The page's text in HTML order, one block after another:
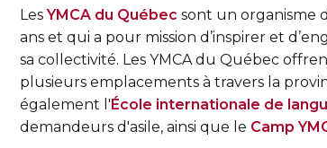
LesYMCA du Québec sont un organisme
ans et qui a pour mission d’inspirer et
sa collectivité. Les YMCA du Québec
plusieurs emplacements à travers la
également l'École internationale de
demandeurs d'asile, ainsi que le Camp